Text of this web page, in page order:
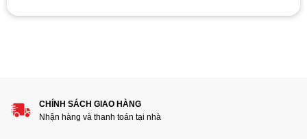
Hãy là người đánh giá đầu tiên cho sản phẩm “CPU Intel
CHÍNH SÁCH GIAO HÀNG
Nhận hàng và thanh toán tại nhà